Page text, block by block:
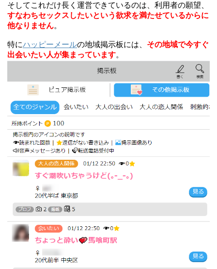
そしてこれだけ長く運営できているのは、利用者の願望、
すなわちセックスしたいという欲求を満たせているからに
他なりません。
特にハッピーメールの地域掲示板には、 その地域で今すぐ
出会いたい人が集まっています。